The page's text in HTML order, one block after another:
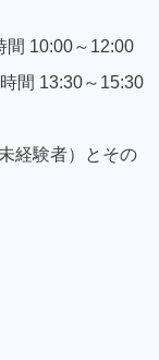
間 10:00～12:00
間 13:30～15:30
経験者）とその